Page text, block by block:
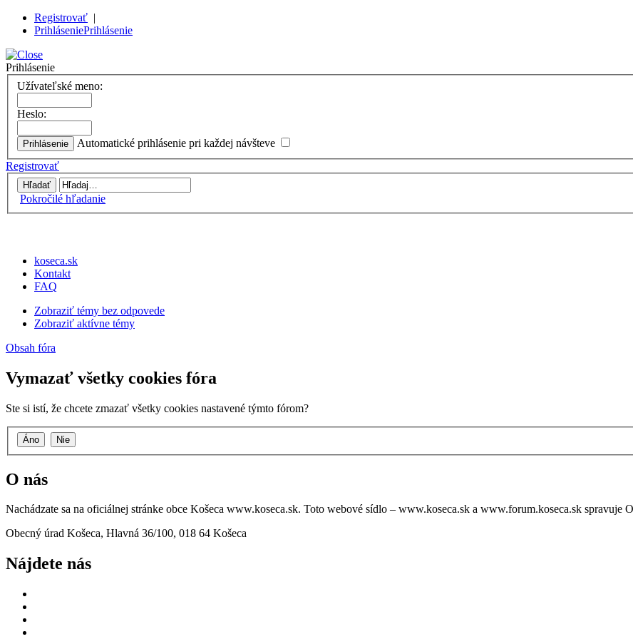
Registrovať |
PrihláseniePrihlásenie
Prihlásenie
Užívateľské meno:
Heslo:
Automatické prihlásenie pri každej návšteve
Registrovať
Pokročilé hľadanie
koseca.sk
Kontakt
FAQ
Zobraziť témy bez odpovede
Zobraziť aktívne témy
Obsah fóra
Vymazať všetky cookies fóra
Ste si istí, že chcete zmazať všetky cookies nastavené týmto fórom?
O nás
Nachádzate sa na oficiálnej stránke obce Košeca www.koseca.sk. Toto webové sídlo – www.koseca.sk a www.forum.koseca.sk spravuje
Obecný úrad Košeca, Hlavná 36/100, 018 64 Košeca
Nájdete nás